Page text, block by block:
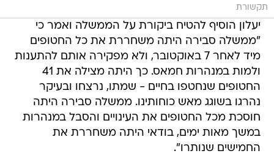
תקשורת
יעלון הוסיף להטיח ביקורת על הממשלה ואמר כי
"ממשלה סבירה היתה משחררת את כל החטופים
מיד לאחר 7 באוקטובר, ולא מפקירה אותם להתענות
ולמות במנהרות חמאס. כך היתה מצילה את 41
החטופים שנחטפו בחיים - שמתו, נרצחו ובעיקר
נהרגו בשוגג מאש כוחותינו. ממשלה סבירה היתה
חוסכת מכל החטופים את העינויים והסבל במנהרות
במשך מאות ימים, בודאי היתה משחררת את
החמישים שנותרו".